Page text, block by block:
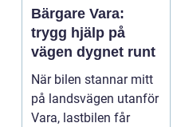
Bärgare Vara:
trygg hjälp på
vägen dygnet runt
När bilen stannar mitt
på landsvägen utanför
Vara, lastbilen får